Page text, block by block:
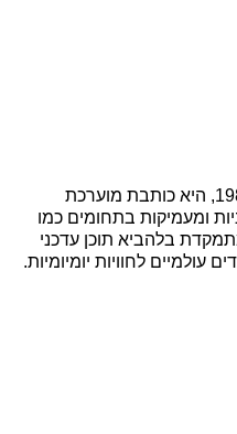
הילה כהן, נולדה בחיפה בשנת 1982, היא כותבת מוערכת
ומעמיקות בתחומים כמו
בלהביא תוכן עדכני
לחוויות יומיומיות.